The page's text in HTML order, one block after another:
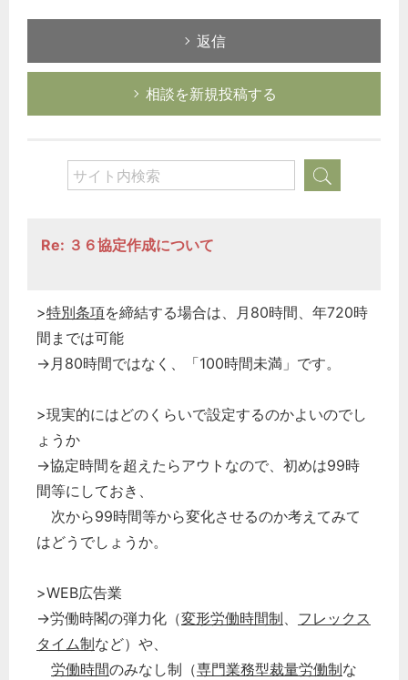
返信
相談を新規投稿する
Re: ３６協定作成について
>特別条項を締結する場合は、月80時間、年720時
間までは可能
→月80時間ではなく、「100時間未満」です。
>現実的にはどのくらいで設定するのかよいのでし
ょうか
→協定時間を超えたらアウトなので、初めは99時
間等にしておき、
次から99時間等から変化させるのか考えてみて
はどうでしょうか。
>WEB広告業
→労働時閣の弾力化（変形労働時間制、 フレックス
タイム制など）や、
労働時間のみなし制（専門業務型裁量労働制な